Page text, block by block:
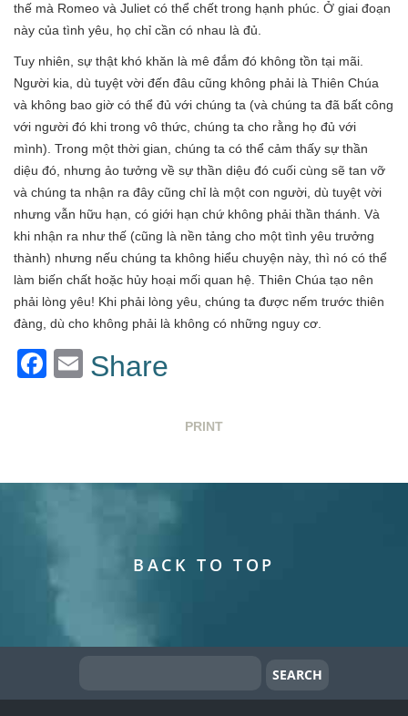
thế mà Romeo và Juliet có thể chết trong hạnh phúc. Ở giai đoạn
này của tình yêu, họ chỉ cần có nhau là đủ.
Tuy nhiên, sự thật khó khăn là mê đắm đó không tồn tại mãi.
Người kia, dù tuyệt vời đến đâu cũng không phải là Thiên Chúa
và không bao giờ có thể đủ với chúng ta (và chúng ta đã bất công
với người đó khi trong vô thức, chúng ta cho rằng họ đủ với
mình). Trong một thời gian, chúng ta có thể cảm thấy sự thần
diệu đó, nhưng ảo tưởng về sự thần diệu đó cuối cùng sẽ tan vỡ
và chúng ta nhận ra đây cũng chỉ là một con người, dù tuyệt vời
nhưng vẫn hữu hạn, có giới hạn chứ không phải thần thánh. Và
khi nhận ra như thế (cũng là nền tảng cho một tình yêu trưởng
thành) nhưng nếu chúng ta không hiểu chuyện này, thì nó có thể
làm biến chất hoặc hủy hoại mối quan hệ. Thiên Chúa tạo nên
phải lòng yêu! Khi phải lòng yêu, chúng ta được nếm trước thiên
đàng, dù cho không phải là không có những nguy cơ.
Facebook
Email
Share
PRINT
BACK TO TOP